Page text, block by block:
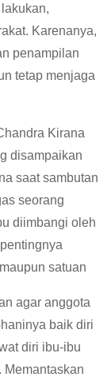
Karenanya,
penampilan
tetap menjaga
Kirana
disampaikan
saat sambutan
seorang
diimbangi oleh
satuan
agar anggota
baik diri
diri ibu-ibu